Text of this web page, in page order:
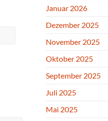
Januar 2026
Dezember 2025
November 2025
Oktober 2025
September 2025
Juli 2025
Mai 2025